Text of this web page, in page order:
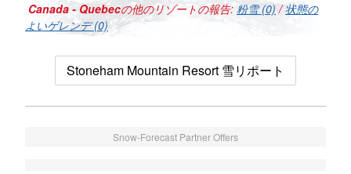
Canada - Quebecの他のリゾートの報告: 粉雪 (0) /状態の
よいゲレンデ (0)
Stoneham Mountain Resort 雪リポート
Snow-Forecast Partner Offers